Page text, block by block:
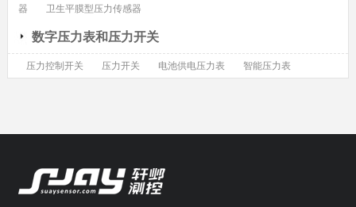
器
卫生平膜型压力传感器
数字压力表和压力开关
压力控制开关 压力开关 电池供电压力表 智能压力表